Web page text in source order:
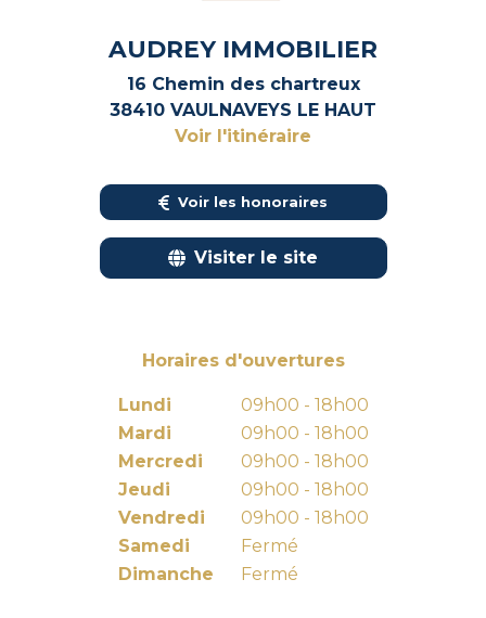
AUDREY IMMOBILIER
16 Chemin des chartreux
38410 VAULNAVEYS LE HAUT
Voir l'itinéraire
Voir les honoraires
Visiter le site
Horaires d'ouvertures
Lundi
09h00 - 18h00
Mardi
09h00 - 18h00
Mercredi
09h00 - 18h00
Jeudi
09h00 - 18h00
Vendredi
09h00 - 18h00
Samedi
Fermé
Dimanche
Fermé